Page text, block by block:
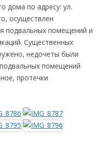
дома по адресу: ул.
осуществлен
подвальных помещений и
Существенных
недочеты были
помещений
протечки